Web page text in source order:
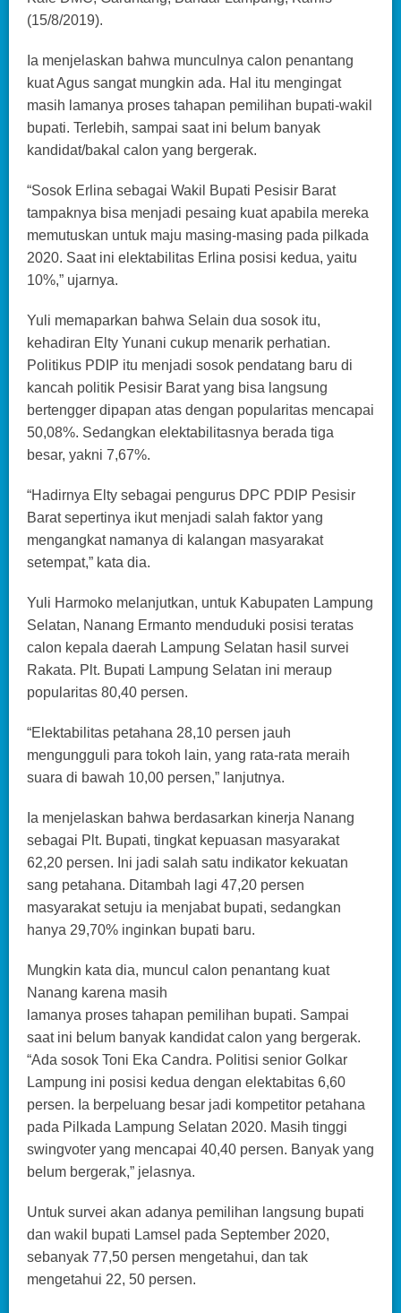
(15/8/2019).
Ia menjelaskan bahwa munculnya calon penantang
kuat Agus sangat mungkin ada. Hal itu mengingat
masih lamanya proses tahapan pemilihan bupati-wakil
bupati. Terlebih, sampai saat ini belum banyak
kandidat/bakal calon yang bergerak.
“Sosok Erlina sebagai Wakil Bupati Pesisir Barat
tampaknya bisa menjadi pesaing kuat apabila mereka
memutuskan untuk maju masing-masing pada pilkada
2020. Saat ini elektabilitas Erlina posisi kedua, yaitu
10%,” ujarnya.
Yuli memaparkan bahwa Selain dua sosok itu,
kehadiran Elty Yunani cukup menarik perhatian.
Politikus PDIP itu menjadi sosok pendatang baru di
kancah politik Pesisir Barat yang bisa langsung
bertengger dipapan atas dengan popularitas mencapai
50,08%. Sedangkan elektabilitasnya berada tiga
besar, yakni 7,67%.
“Hadirnya Elty sebagai pengurus DPC PDIP Pesisir
Barat sepertinya ikut menjadi salah faktor yang
mengangkat namanya di kalangan masyarakat
setempat,” kata dia.
Yuli Harmoko melanjutkan, untuk Kabupaten Lampung
Selatan, Nanang Ermanto menduduki posisi teratas
calon kepala daerah Lampung Selatan hasil survei
Rakata. Plt. Bupati Lampung Selatan ini meraup
popularitas 80,40 persen.
“Elektabilitas petahana 28,10 persen jauh
mengungguli para tokoh lain, yang rata-rata meraih
suara di bawah 10,00 persen,” lanjutnya.
Ia menjelaskan bahwa berdasarkan kinerja Nanang
sebagai Plt. Bupati, tingkat kepuasan masyarakat
62,20 persen. Ini jadi salah satu indikator kekuatan
sang petahana. Ditambah lagi 47,20 persen
masyarakat setuju ia menjabat bupati, sedangkan
hanya 29,70% inginkan bupati baru.
Mungkin kata dia, muncul calon penantang kuat
Nanang karena masih
lamanya proses tahapan pemilihan bupati. Sampai
saat ini belum banyak kandidat calon yang bergerak.
“Ada sosok Toni Eka Candra. Politisi senior Golkar
Lampung ini posisi kedua dengan elektabitas 6,60
persen. Ia berpeluang besar jadi kompetitor petahana
pada Pilkada Lampung Selatan 2020. Masih tinggi
swingvoter yang mencapai 40,40 persen. Banyak yang
belum bergerak,” jelasnya.
Untuk survei akan adanya pemilihan langsung bupati
dan wakil bupati Lamsel pada September 2020,
sebanyak 77,50 persen mengetahui, dan tak
mengetahui 22, 50 persen.